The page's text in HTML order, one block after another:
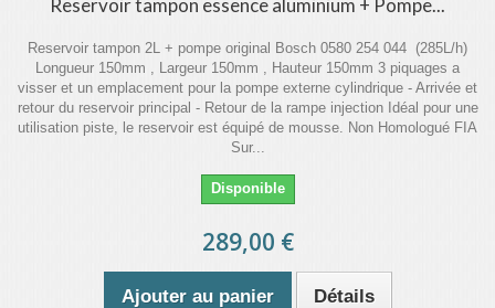
Reservoir tampon essence aluminium + Pompe...
Reservoir tampon 2L + pompe original Bosch 0580 254 044 (285L/h)
Longueur 150mm , Largeur 150mm , Hauteur 150mm 3 piquages a
visser et un emplacement pour la pompe externe cylindrique - Arrivée et
retour du reservoir principal - Retour de la rampe injection Idéal pour une
utilisation piste, le reservoir est équipé de mousse. Non Homologué FIA
Sur...
Disponible
289,00 €
Ajouter au panier Détails